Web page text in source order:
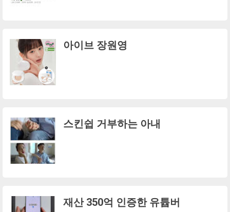
아이브 장원영
스킨쉽 거부하는 아내
재산 350억 인증한 유튭버